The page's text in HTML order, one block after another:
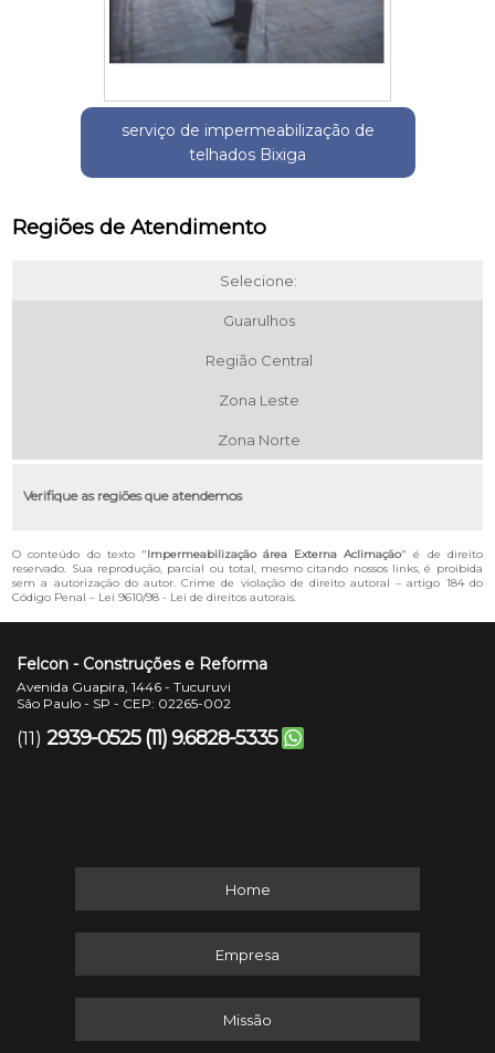
serviço de impermeabilização de
telhados Bixiga
Regiões de Atendimento
Selecione:
Guarulhos
Região Central
Zona Leste
Zona Norte
Verifique as regiões que atendemos
O conteúdo do texto "Impermeabilização área Externa Aclimação" é de direito
reservado. Sua reprodução, parcial ou total, mesmo citando nossos links, é proibida
sem a autorização do autor. Crime de violação de direito autoral – artigo 184 do
Código Penal – Lei 9610/98 - Lei de direitos autorais
Felcon - Construções e Reforma
Avenida Guapira, 1446 - Tucuruvi
São Paulo - SP - CEP: 02265-002
(11) 2939-0525 (11) 9.6828-5335
Home
Empresa
Missão